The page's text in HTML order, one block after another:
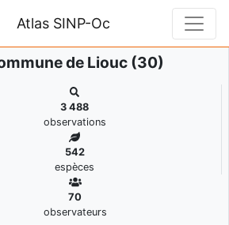
Atlas SINP-Oc
de Liouc (30)
3 488
observations
542
espèces
70
observateurs